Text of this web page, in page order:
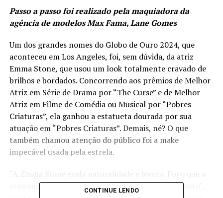
Passo a passo foi realizado pela maquiadora da
agência de modelos Max Fama, Lane Gomes
Um dos grandes nomes do Globo de Ouro 2024, que
aconteceu em Los Angeles, foi, sem dúvida, da atriz
Emma Stone, que usou um look totalmente cravado de
brilhos e bordados. Concorrendo aos prêmios de Melhor
Atriz em Série de Drama por “The Curse” e de Melhor
Atriz em Filme de Comédia ou Musical por “Pobres
Criaturas”, ela ganhou a estatueta dourada por sua
atuação em “Pobres Criaturas”. Demais, né? O que
também chamou atenção do público foi a make
impecável usada pela estrela.
maquiagem usada por ela entregou durante o evento”,
CONTINUE LENDO